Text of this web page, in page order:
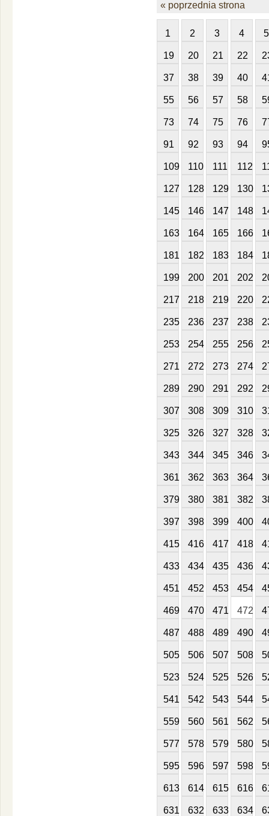
« poprzednia strona
1 2 3 4 5
19 20 21 22
37 38 39 40
55 56 57 58
73 74 75 76
91 92 93 94
109 110 111 112
127 128 129 130
145 146 147 148
163 164 165 166
181 182 183 184
199 200 201 202
217 218 219 220
235 236 237 238
253 254 255 256
271 272 273 274
289 290 291 292
307 308 309 310
325 326 327 328
343 344 345 346
361 362 363 364
379 380 381 382
397 398 399 400
415 416 417 418
433 434 435 436
451 452 453 454
469 470 471 472
487 488 489 490
505 506 507 508
523 524 525 526
541 542 543 544
559 560 561 562
577 578 579 580
595 596 597 598
613 614 615 616
631 632 633 634